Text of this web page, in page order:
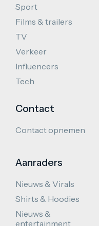
Sport
Films & trailers
TV
Verkeer
Influencers
Tech
Contact
Contact opnemen
Aanraders
Nieuws & Virals
Shirts & Hoodies
Nieuws &
entertainment